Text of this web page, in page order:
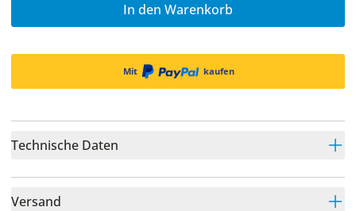
In den Warenkorb
Mit kaufen
Technische Daten
Versand